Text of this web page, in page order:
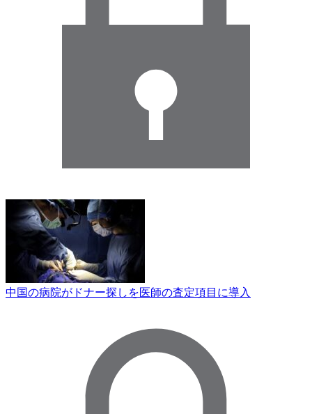
中国の病院がドナー探しを医師の査定項目に導入